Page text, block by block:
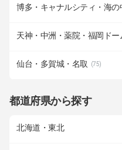
博多・キャナルシティ・海
天神・中洲・薬院・福岡ドー
仙台・多賀城・名取 (75)
都道府県から探す
北海道・東北